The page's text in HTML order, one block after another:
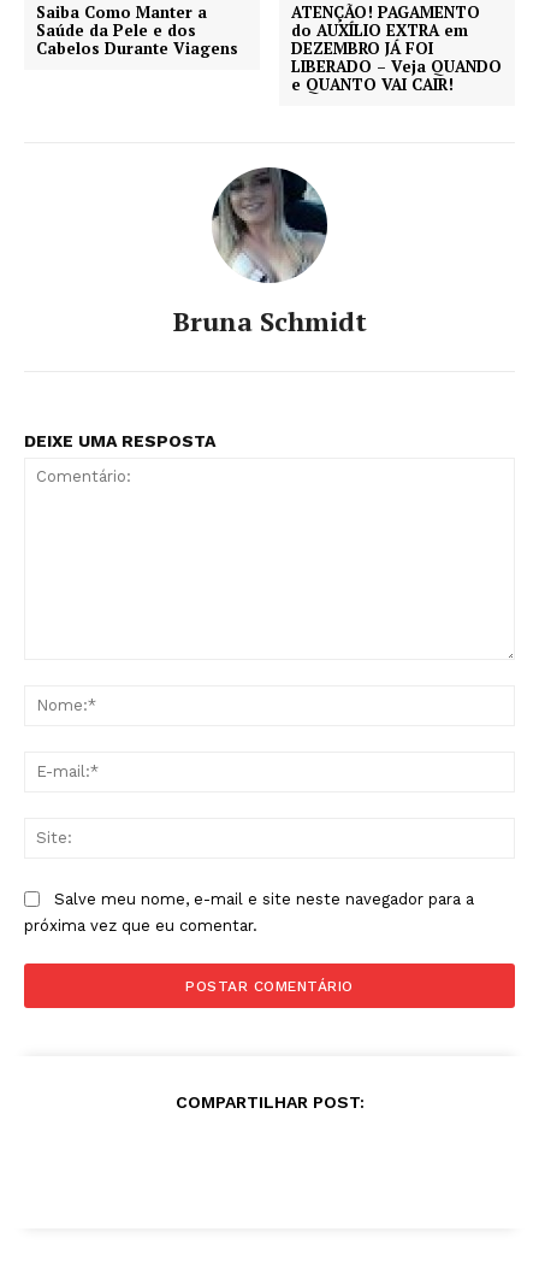
Saiba Como Manter a
Saúde da Pele e dos
Cabelos Durante Viagens
ATENÇÃO! PAGAMENTO
do AUXÍLIO EXTRA em
DEZEMBRO JÁ FOI
LIBERADO – Veja QUANDO
e QUANTO VAI CAIR!
Bruna Schmidt
DEIXE UMA RESPOSTA
Salve meu nome, e-mail e site neste navegador para a
próxima vez que eu comentar.
COMPARTILHAR POST: